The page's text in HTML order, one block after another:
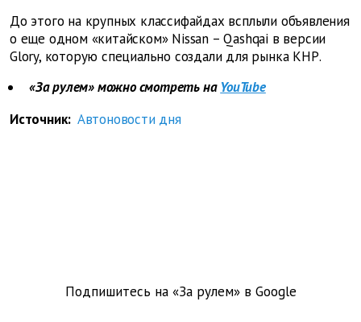
До этого на крупных классифайдах всплыли объявления
о еще одном «китайском» Nissan – Qashqai в версии
Glory, которую специально создали для рынка КНР.
«За рулем» можно смотреть на YouTube
Источник: Автоновости дня
Подпишитесь на «За рулем» в Google